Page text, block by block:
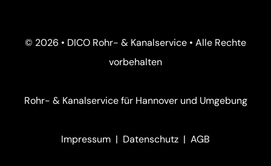
© 2026 • DICO Rohr- & Kanalservice • Alle Rechte
vorbehalten
Rohr- & Kanalservice für Hannover und Umgebung
Impressum | Datenschutz | AGB